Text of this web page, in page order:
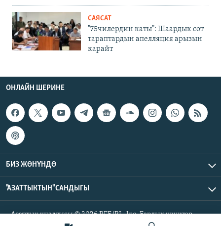
САЯСАТ
"75чилердин каты": Шаардык сот
тараптардын апелляция арызын
карайт
ОНЛАЙН ШЕРИНЕ
БИЗ ЖӨНҮНДӨ
"АЗАТТЫКТЫН" САНДЫГЫ
Азаттык үналгысы © 2026 RFE/RL, Inc. Бардык укуктар